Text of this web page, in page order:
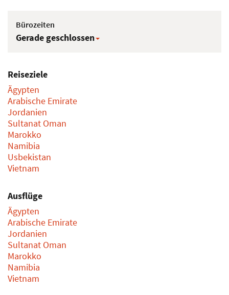
Bürozeiten
Gerade geschlossen
Reiseziele
Ägypten
Arabische Emirate
Jordanien
Sultanat Oman
Marokko
Namibia
Usbekistan
Vietnam
Ausflüge
Ägypten
Arabische Emirate
Jordanien
Sultanat Oman
Marokko
Namibia
Vietnam